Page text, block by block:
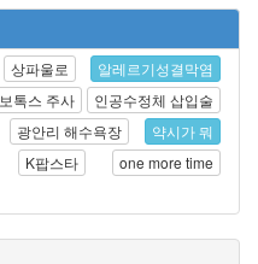
상파울로
알레르기성결막염
보톡스 주사
인공수정체 삽입술
광안리 해수욕장
약시가 뭐
K팝스타
one more time